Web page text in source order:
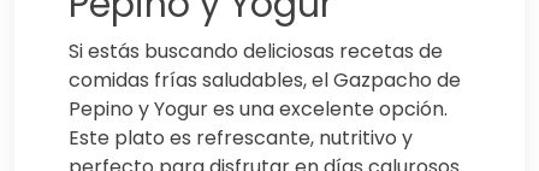
Si estás buscando deliciosas recetas de
comidas frías saludables, el Gazpacho de
Pepino y Yogur es una excelente opción.
Este plato es refrescante, nutritivo y